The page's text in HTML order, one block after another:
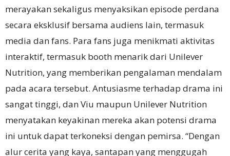
merayakan sekaligus menyaksikan episode perdana
secara eksklusif bersama audiens lain, termasuk
media dan fans. Para fans juga menikmati aktivitas
interaktif, termasuk booth menarik dari Unilever
Nutrition, yang memberikan pengalaman mendalam
pada acara tersebut. Antusiasme terhadap drama ini
sangat tinggi, dan Viu maupun Unilever Nutrition
menyatakan keyakinan mereka akan potensi drama
ini untuk dapat terkoneksi dengan pemirsa. “Dengan
alur cerita yang kaya, santapan yang menggugah